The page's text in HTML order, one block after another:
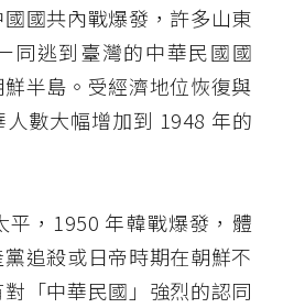
國共內戰爆發，許多山東
同逃到臺灣的中華民國國
半島。受經濟地位恢復與
數大幅增加到 1948 年的
平，1950 年韓戰爆發，體
追殺或日帝時期在朝鮮不
「中華民國」強烈的認同